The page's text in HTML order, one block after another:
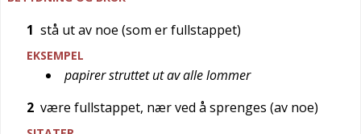
1 stå ut av noe (som er fullstappet)
EKSEMPEL
papirer struttet ut av alle lommer
2 være fullstappet, nær ved å sprenges (av noe)